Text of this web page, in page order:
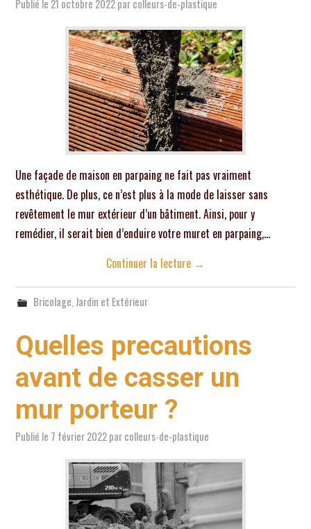
Publié le 21 octobre 2022parcolleurs-de-plastique
Une façade de maison en parpaing ne fait pas vraiment
esthétique. De plus, ce n’est plus à la mode de laisser sans
revêtement le mur extérieur d’un bâtiment. Ainsi, pour y
remédier, il serait bien d’enduire votre muret en parpaing,…
Continuer la lecture →
Bricolage,Jardin et Extérieur
Quelles precautions
avant de casser un
mur porteur ?
Publié le 7 février 2022parcolleurs-de-plastique